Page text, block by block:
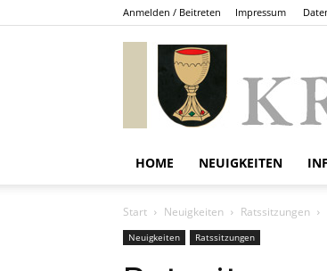
Anmelden / Beitreten Impressum
HOME NEUIGKEITEN
Start Neuigkeiten Ratssitzungen
Neuigkeiten Ratssitzungen